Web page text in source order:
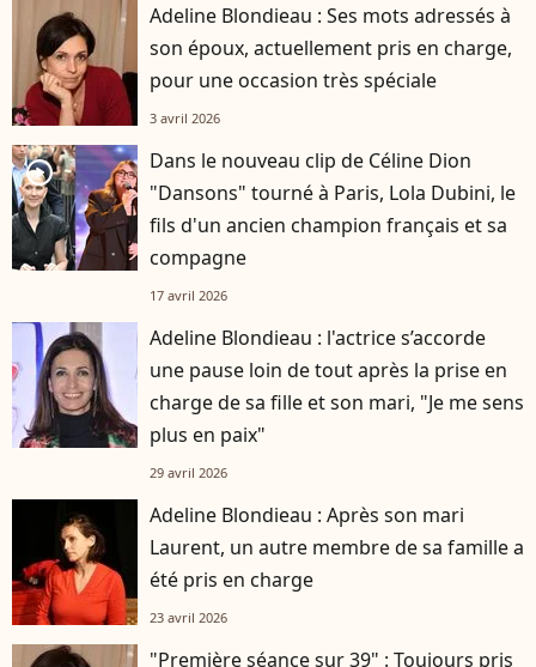
Adeline Blondieau : Ses mots adressés à
son époux, actuellement pris en charge,
pour une occasion très spéciale
3 avril 2026
player2
Dans le nouveau clip de Céline Dion
"Dansons" tourné à Paris, Lola Dubini, le
fils d'un ancien champion français et sa
compagne
17 avril 2026
Adeline Blondieau : l'actrice s’accorde
une pause loin de tout après la prise en
charge de sa fille et son mari, "Je me sens
plus en paix"
29 avril 2026
Adeline Blondieau : Après son mari
Laurent, un autre membre de sa famille a
été pris en charge
23 avril 2026
"Première séance sur 39" : Toujours pris